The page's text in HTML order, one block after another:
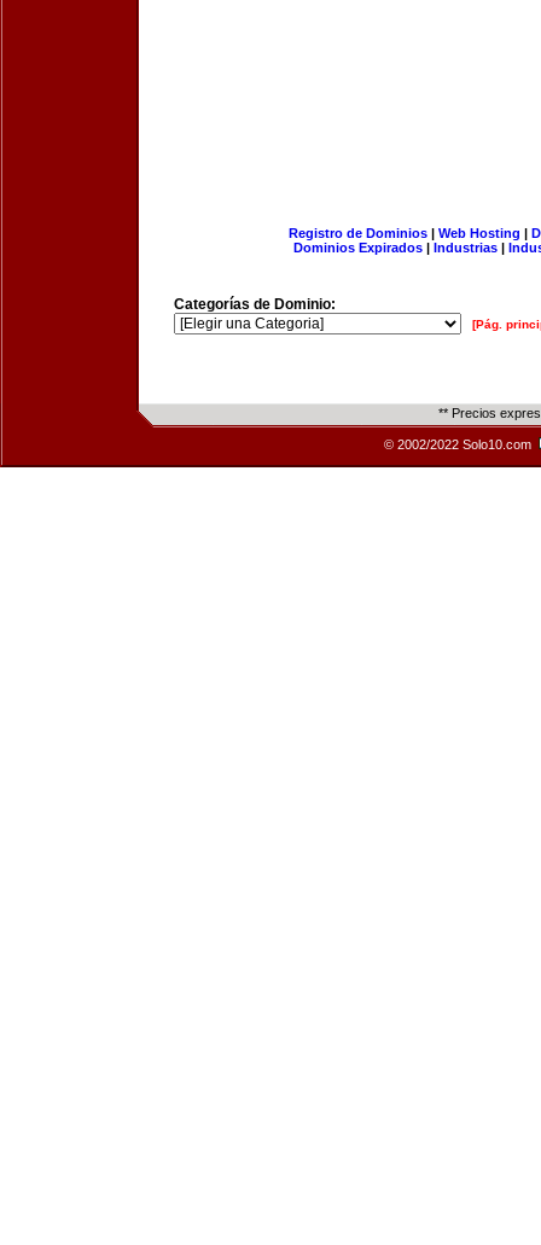
Registro de Dominios| Web Hosting |
Dominios Expirados | Industrias |
Categorías de Dominio:
[Pág.
** Precios
© 2002/2022 Solo10.com